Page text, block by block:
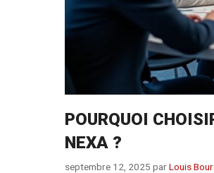
POURQUOI
NEXA ?
septembre 12, 2025 parLouis